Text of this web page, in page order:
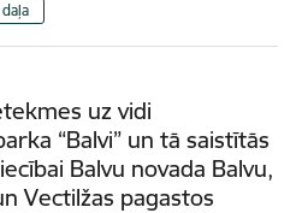
uz vidi
“Balvi” un tā saistītās
Balvu novada Balvu,
Vectilžas pagastos